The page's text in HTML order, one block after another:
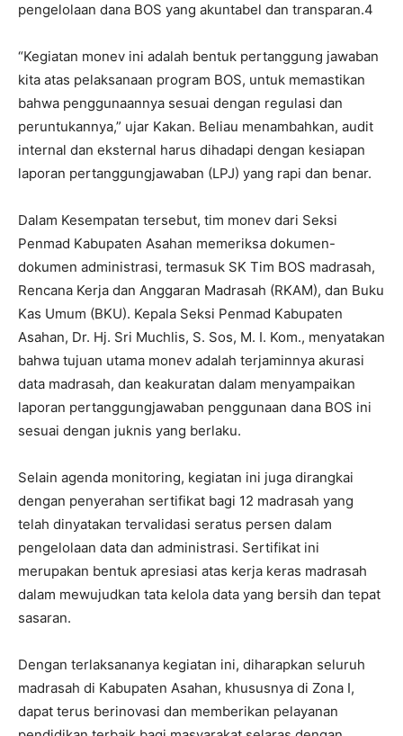
pengelolaan dana BOS yang akuntabel dan transparan.4
“Kegiatan monev ini adalah bentuk pertanggung jawaban
kita atas pelaksanaan program BOS, untuk memastikan
bahwa penggunaannya sesuai dengan regulasi dan
peruntukannya,” ujar Kakan. Beliau menambahkan, audit
internal dan eksternal harus dihadapi dengan kesiapan
laporan pertanggungjawaban (LPJ) yang rapi dan benar.
Dalam Kesempatan tersebut, tim monev dari Seksi
Penmad Kabupaten Asahan memeriksa dokumen-
dokumen administrasi, termasuk SK Tim BOS madrasah,
Rencana Kerja dan Anggaran Madrasah (RKAM), dan Buku
Kas Umum (BKU). Kepala Seksi Penmad Kabupaten
Asahan, Dr. Hj. Sri Muchlis, S. Sos, M. I. Kom., menyatakan
bahwa tujuan utama monev adalah terjaminnya akurasi
data madrasah, dan keakuratan dalam menyampaikan
laporan pertanggungjawaban penggunaan dana BOS ini
sesuai dengan juknis yang berlaku.
Selain agenda monitoring, kegiatan ini juga dirangkai
dengan penyerahan sertifikat bagi 12 madrasah yang
telah dinyatakan tervalidasi seratus persen dalam
pengelolaan data dan administrasi. Sertifikat ini
merupakan bentuk apresiasi atas kerja keras madrasah
dalam mewujudkan tata kelola data yang bersih dan tepat
sasaran.
Dengan terlaksananya kegiatan ini, diharapkan seluruh
madrasah di Kabupaten Asahan, khususnya di Zona I,
dapat terus berinovasi dan memberikan pelayanan